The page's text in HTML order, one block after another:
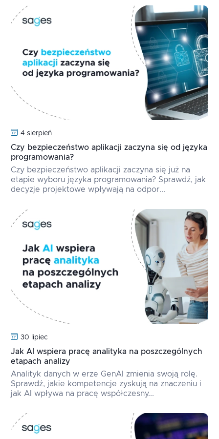
4 sierpień
Czy bezpieczeństwo aplikacji zaczyna się od języka
programowania?
Czy bezpieczeństwo aplikacji zaczyna się już na
etapie wyboru języka programowania? Sprawdź, jak
decyzje projektowe wpływają na odpor...
30 lipiec
Jak AI wspiera pracę analityka na poszczególnych
etapach analizy
Analityk danych w erze GenAI zmienia swoją rolę.
Sprawdź, jakie kompetencje zyskują na znaczeniu i
jak AI wpływa na pracę współczesny...